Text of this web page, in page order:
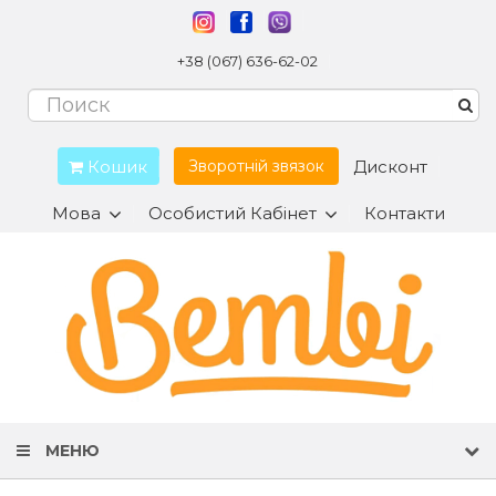
+38 (067) 636-62-02
Кошик Зворотній звязок Дисконт
Мова Особистий Кабінет Контакти
МЕНЮ